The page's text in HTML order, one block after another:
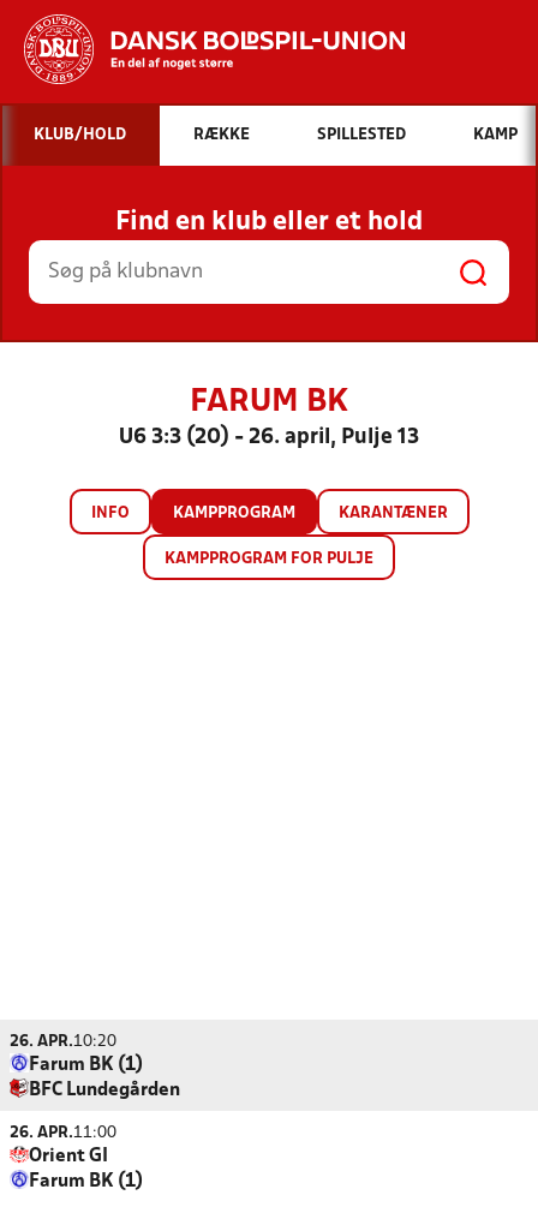
Hvad vil du søge efter?
INDHOLD OG NYHEDER
STILLINGER, RESULTATER, KLUBBER OG
HOLD
KLUB/HOLD RÆKKE SPILLESTED KAMP
Find en klub eller et hold
FARUM BK
U6 3:3 (20) - 26. april, Pulje 13
INFO KAMPPROGRAM KARANTÆNER
KAMPPROGRAM FOR PULJE
26. APR.10:20
Farum BK (1)
BFC Lundegården
26. APR.11:00
Orient GI
Farum BK (1)